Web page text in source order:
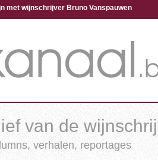
met wijnschrijver Bruno Vanspauwen
van de
verhalen, reportages